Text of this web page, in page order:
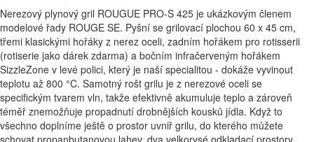
Nerezový plynový gril ROUGUE PRO-S 425 je ukázkovým členem
modelové řady ROUGE SE. Pyšní se grilovací plochou 60 x 45 cm,
třemi klasickými hořáky z nerez oceli, zadním hořákem pro rotisserii
(rotiserie jako dárek zdarma) a bočním infračerveným hořákem
SizzleZone v levé polici, který je naší specialitou - dokáže vyvinout
teplotu až 800 °C. Samotný rošt grilu je z nerezové oceli se
specifickým tvarem vln, takže efektivně akumuluje teplo a zároveň
téměř znemožňuje propadnutí drobnějších kousků jídla. Když to
všechno doplníme ještě o prostor uvniř grilu, do kterého můžete
schovat propanbutanovou lahev, dva velkorysé odkladací prostory,